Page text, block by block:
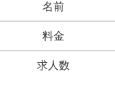
名前
料金
求人数